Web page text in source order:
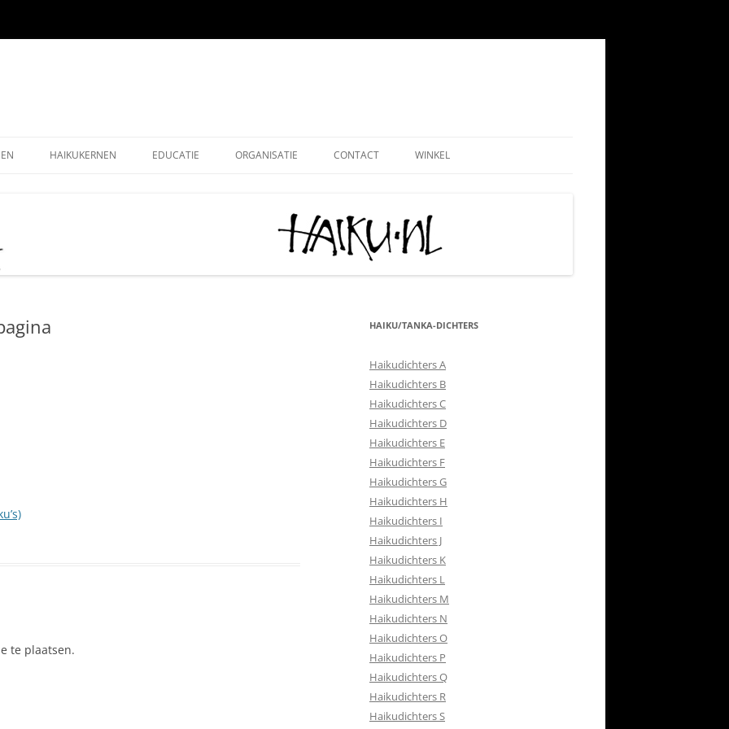
OUDE EDITIES
– KUKAI
HAIKUKERNEN EDUCATIE ORGANISATIE
HAIKU STICHTING NEDERLAND
MONOKU HAIKUWEDSTRIJD: PAUL
MERCKEN AANMOEDIGINGSPRIJS
CONTACT
LEDENADMINISTRATIE
LIDMAATSCHAP
DONATIE
PERS CONTACT
ENGLISH
WINKEL
MIJN ACCOUNT
CONTRIBUTIE HKN
KLACHTENPROCEDURE
te plaatsen.
HAIKU/TANKA-DICHTERS
Haikudichters A
Haikudichters B
Haikudichters C
Haikudichters D
Haikudichters E
Haikudichters F
Haikudichters G
Haikudichters H
Haikudichters I
Haikudichters J
Haikudichters K
Haikudichters L
Haikudichters M
Haikudichters N
Haikudichters O
Haikudichters P
Haikudichters Q
Haikudichters R
Haikudichters S